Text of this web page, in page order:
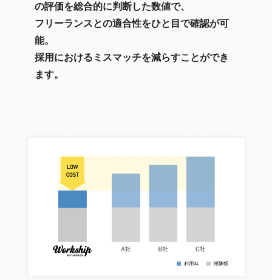
の評価を総合的に判断した数値で、
フリーランスとの適合性をひと目で確認が可
能。
採用におけるミスマッチを減らすことができ
ます。